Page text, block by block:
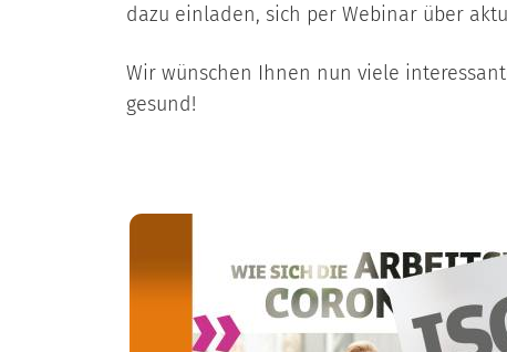
dazu einladen, sich per Webinar über
Wir wünschen Ihnen nun viele
gesund!